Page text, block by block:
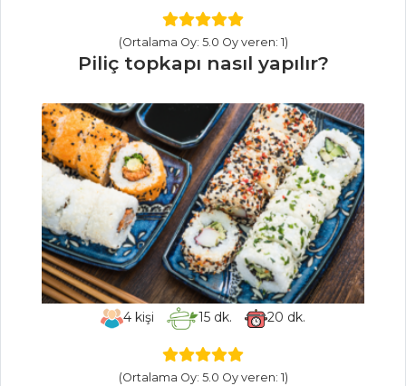
SALATALAR
Avokadolu Ve
Ispanaklı Tavuk
Salatası
LİMONLU VE
SARIMSAKLI TAZE
FASULYE
MARİNE
DOMATES
Salatalar Tüm
Tarifleri
HAMUR İŞLERI
(Ortalama Oy: 5.0 Oy veren: 1)
Piliç topkapı nasıl yapılır?
4 kişi 15dk. 20 dk.
(Ortalama Oy: 5.0 Oy veren: 1)